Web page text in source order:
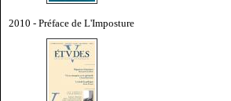
2010 - Préface de L'Imposture